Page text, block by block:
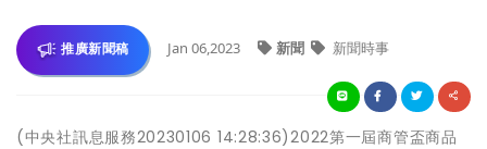
推廣新聞稿 Jan 06,2023 新聞 新聞時事
(中央社訊息服務20230106 14:28:36)2022第一屆商管盃商品